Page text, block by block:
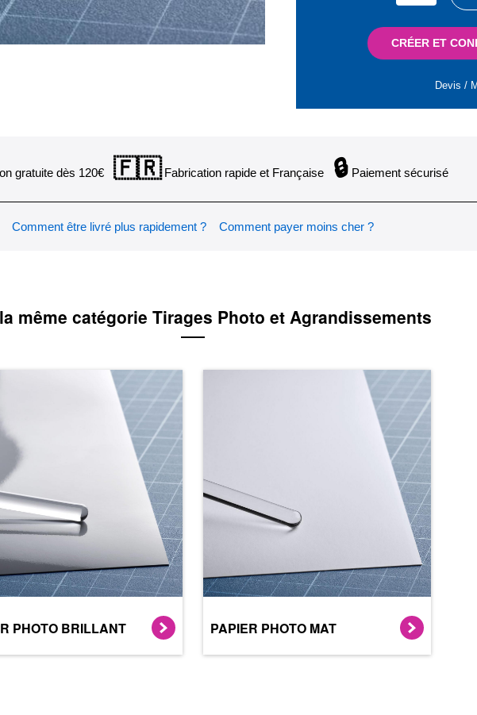
CRÉER ET
Devis /
gratuite dès 120€ 🇫🇷Fabrication rapide et Française 🔒Paiement sécurisé
Comment être livré plus rapidement ? Comment payer moins cher ?
même catégorie Tirages Photo et Agrandissements
PHOTO BRILLANT PAPIER PHOTO MAT